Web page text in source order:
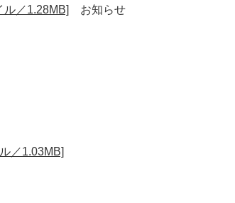
ル／1.28MB] お知らせ
／1.03MB]